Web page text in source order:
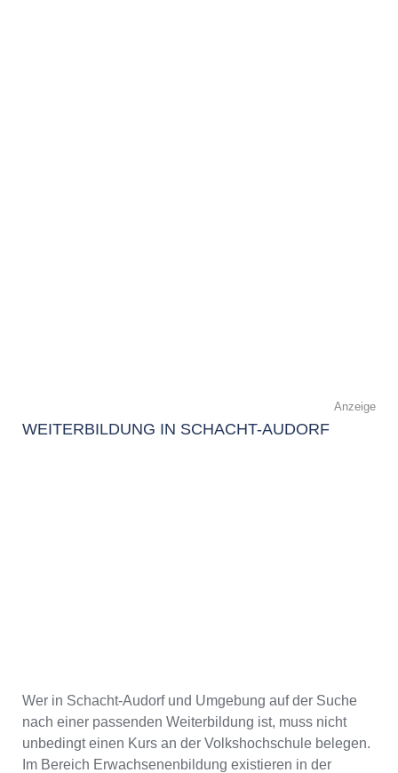
Anzeige
WEITERBILDUNG IN SCHACHT-AUDORF
Wer in Schacht-Audorf und Umgebung auf der Suche
nach einer passenden Weiterbildung ist, muss nicht
unbedingt einen Kurs an der Volkshochschule belegen.
Im Bereich Erwachsenenbildung existieren in der